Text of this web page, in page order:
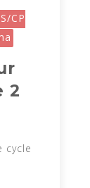
CP
2
cycle